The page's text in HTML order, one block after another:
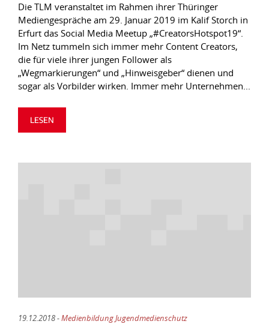
Die TLM veranstaltet im Rahmen ihrer Thüringer
Mediengespräche am 29. Januar 2019 im Kalif Storch in
Erfurt das Social Media Meetup „#CreatorsHotspot19“.
Im Netz tummeln sich immer mehr Content Creators,
die für viele ihrer jungen Follower als
„Wegmarkierungen“ und „Hinweisgeber“ dienen und
sogar als Vorbilder wirken. Immer mehr Unternehmen...
LESEN
19.12.2018 -Medienbildung Jugendmedienschutz